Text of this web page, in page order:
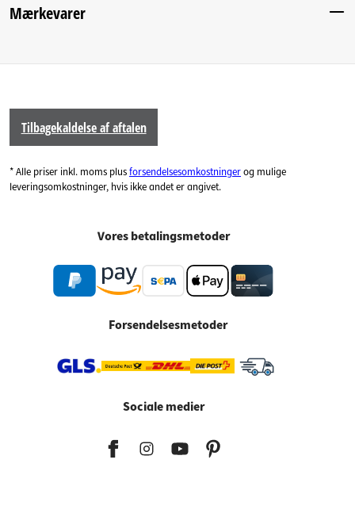
Mærkevarer
Tilbagekaldelse af aftalen
* Alle priser inkl. moms plusforsendelsesomkostningerog mulige
leveringsomkostninger, hvis ikke andet er angivet.
Vores betalingsmetoder
Forsendelsesmetoder
Sociale medier